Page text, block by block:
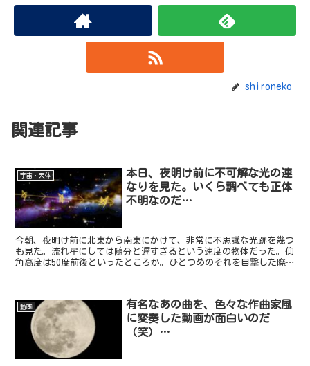
shironeko
関連記事
宇宙・天体
本日、夜明け前に不可解な光の連
なりを見た。いくら調べても正体
不明なのだ…
今朝、夜明け前に北東から南東にかけて、非常に不思議な光跡を幾つ
も見た。流れ星にしては随分と遅すぎるという速度の物体だった。仰
角高度は50度前後といったところか。ひとつめのそれを目撃した際
動画
有名なあの曲を、色々な作曲家風
に変奏した動画が面白いのだ
（笑）…